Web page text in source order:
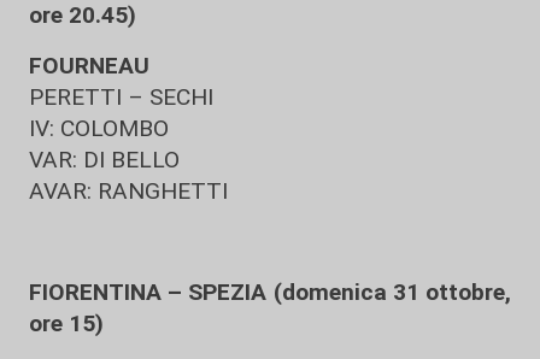
ore 20.45)
FOURNEAU
PERETTI – SECHI
IV: COLOMBO
VAR: DI BELLO
AVAR: RANGHETTI
FIORENTINA – SPEZIA (domenica 31 ottobre,
ore 15)